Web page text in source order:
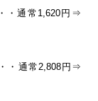
・通常1,620円⇒
・通常2,808円⇒